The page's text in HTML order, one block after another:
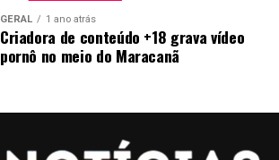
GERAL 1 ano atrás
Criadora de conteúdo +18 grava vídeo
pornô no meio do Maracanã